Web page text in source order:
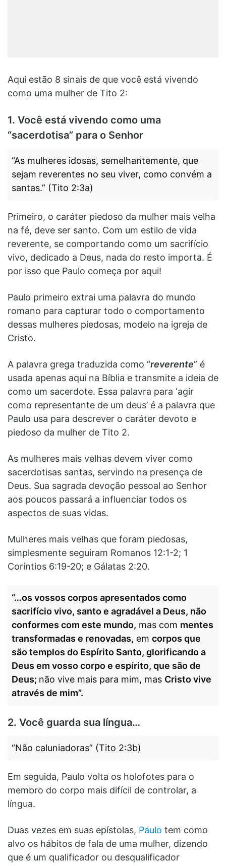
Aqui estão 8 sinais de que você está vivendo
como uma mulher de Tito 2:
1. Você está vivendo como uma
“sacerdotisa” para o Senhor
“As mulheres idosas, semelhantemente, que
sejam reverentes no seu viver, como convém a
santas.” (Tito 2:3a)
Primeiro, o caráter piedoso da mulher mais velha
na fé, deve ser santo. Com um estilo de vida
reverente, se comportando como um sacrifício
vivo, dedicado a Deus, nada do resto importa. É
por isso que Paulo começa por aqui!
Paulo primeiro extrai uma palavra do mundo
romano para capturar todo o comportamento
dessas mulheres piedosas, modelo na igreja de
Cristo.
A palavra grega traduzida como “reverente” é
usada apenas aqui na Bíblia e transmite a ideia de
como um sacerdote. Essa palavra para ‘agir
como representante de um deus’ é a palavra que
Paulo usa para descrever o caráter devoto e
piedoso da mulher de Tito 2.
As mulheres mais velhas devem viver como
sacerdotisas santas, servindo na presença de
Deus. Sua sagrada devoção pessoal ao Senhor
aos poucos passará a influenciar todos os
aspectos de suas vidas.
Mulheres mais velhas que foram piedosas,
simplesmente seguiram Romanos 12:1-2; 1
Coríntios 6:19-20; e Gálatas 2:20.
“…os vossos corpos apresentados como
sacrifício vivo, santo e agradável a Deus, não
conformes com este mundo, mas com mentes
transformadas e renovadas, em corpos que
são templos do Espírito Santo, glorificando a
Deus em vosso corpo e espírito, que são de
Deus; não vive mais para mim, mas Cristo vive
através de mim”.
2. Você guarda sua língua…
“Não caluniadoras” (Tito 2:3b)
Em seguida, Paulo volta os holofotes para o
membro do corpo mais difícil de controlar, a
língua.
Duas vezes em suas epístolas, Paulo tem como
alvo os hábitos de fala de uma mulher, dizendo
que é um qualificador ou desqualificador